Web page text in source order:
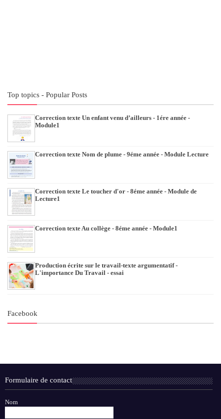
Top topics - Popular Posts
Correction texte Un enfant venu d’ailleurs - 1ére année -
Module1
Correction texte Nom de plume - 9éme année - Module Lecture
Correction texte Le toucher d'or - 8éme année - Module de
Lecture1
Correction texte Au collège - 8éme année - Module1
Production écrite sur le travail-texte argumentatif -
L'importance Du Travail - essai
Facebook
Formulaire de contact
Nom